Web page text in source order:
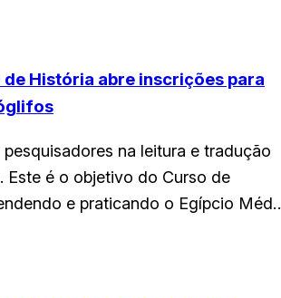
interessados em formação
de certificado. O programa
História abre inscrições para
pesquisadores na leitura e tradução
Este é o objetivo do Curso de
e praticando o Egípcio
Humanas, Letras e Arte (CCHLA).